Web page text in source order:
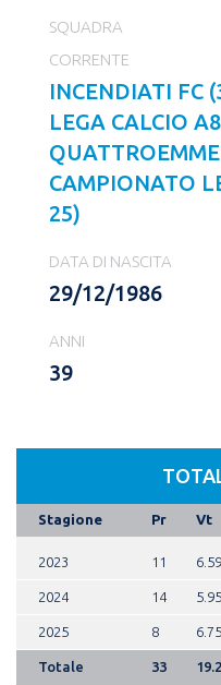
SQUADRA
CORRENTE
INCENDIATI FC
LEGA CALCIO
CAMPIONATO
25)
DATA DI NASCITA
29/12/1986
ANNI
39
Stagione Pr Vt
2023 11 6.59
2024 14 5.95
2025 8 6.75
Totale 33